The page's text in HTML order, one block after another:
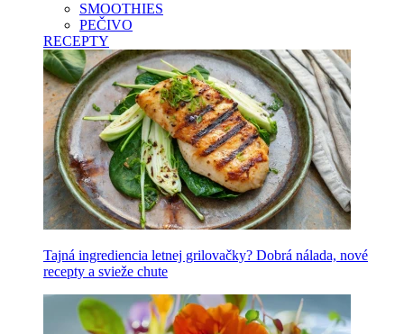
SMOOTHIES
PEČIVO
RECEPTY
Tajná ingrediencia letnej grilovačky? Dobrá nálada, nové
recepty a svieže chute